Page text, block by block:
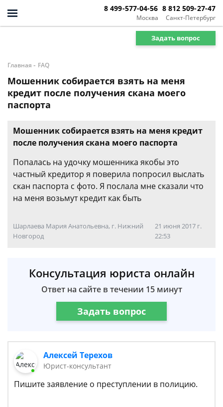
Москва
8 499-577-04-56
Санкт-Петербург
8 812 509-27-47
Задать вопрос
Главная - FAQ
Мошенник собирается взять на меня
кредит после получения скана моего
паспорта
Мошенник собирается взять на меня кредит
после получения скана моего паспорта
Попалась на удочку мошенника якобы это
частный кредитор я поверила попросил выслать
скан паспорта с фото. Я послала мне сказали что
на меня возьмут кредит как быть
Шарлаева Мария Анатольевна, г. Нижний
Новгород
21 июня 2017 г.
22:53
Консультация юриста онлайн
Ответ на сайте в течении 15 минут
Задать вопрос
Алексей Терехов
Юрист-консультант
Пишите заявление о преступлении в полицию.